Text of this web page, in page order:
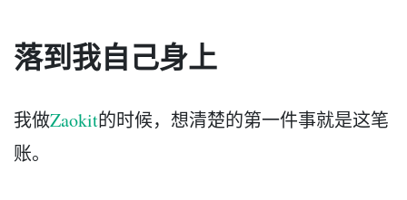
落到我自己身上
我做Zaokit的时候，想清楚的第一件事就是这笔
账。